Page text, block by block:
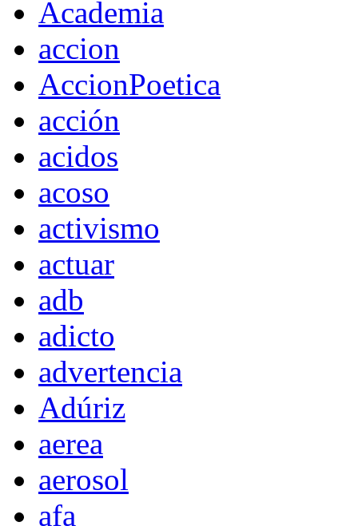
Academia
accion
AccionPoetica
acción
acidos
acoso
activismo
actuar
adb
adicto
advertencia
Adúriz
aerea
aerosol
afa